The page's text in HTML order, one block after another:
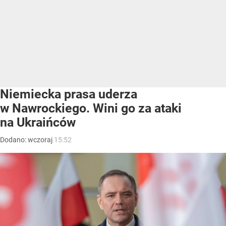
Niemiecka prasa uderza
w Nawrockiego. Wini go za ataki
na Ukraińców
Dodano:wczoraj 15:52